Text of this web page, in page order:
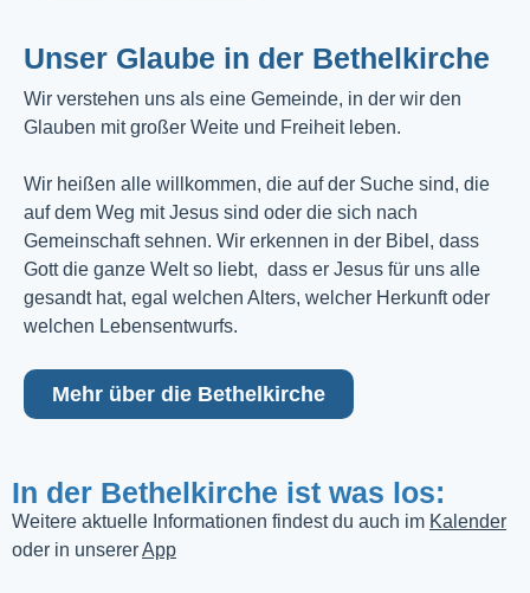
Unser Glaube in der Bethelkirche
Wir verstehen uns als eine Gemeinde, in der wir den
Glauben mit großer Weite und Freiheit leben.
Wir heißen alle willkommen, die auf der Suche sind, die
auf dem Weg mit Jesus sind oder die sich nach
Gemeinschaft sehnen. Wir erkennen in der Bibel, dass
Gott die ganze Welt so liebt, dass er Jesus für uns alle
gesandt hat, egal welchen Alters, welcher Herkunft oder
welchen Lebensentwurfs.
Mehr über die Bethelkirche
In der Bethelkirche ist was los:
Weitere aktuelle Informationen findest du auch im Kalender
oder in unsererApp